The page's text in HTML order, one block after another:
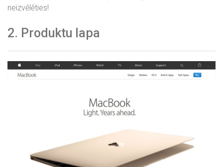
neizvēlēties!
2. Produktu lapa